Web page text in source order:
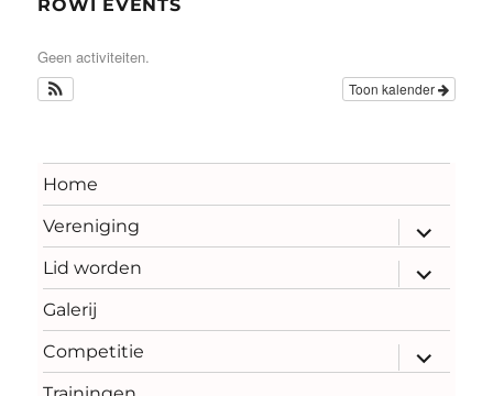
ROWI EVENTS
Geen activiteiten.
Toon kalender
Home
Vereniging
submenu
Lid worden
submenu
Galerij
Competitie
submenu